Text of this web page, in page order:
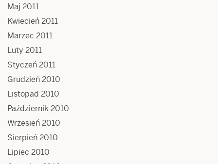
Maj 2011
Kwiecień 2011
Marzec 2011
Luty 2011
Styczeń 2011
Grudzień 2010
Listopad 2010
Październik 2010
Wrzesień 2010
Sierpień 2010
Lipiec 2010